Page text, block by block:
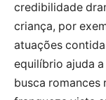
credibilidade
criança, por
atuações
equilíbrio ajuda
busca romances